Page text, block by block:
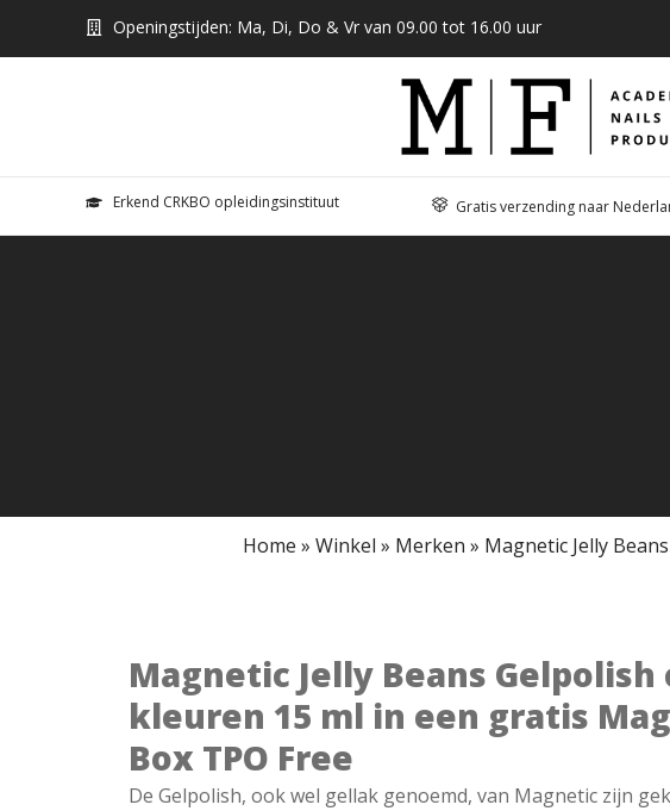
Openingstijden: Ma, Di, Do & Vr van 09.00 tot 16.00 uur
Erkend CRKBO opleidingsinstituut Gratis verzending naar
Home » Winkel » Merken » Magnetic Jelly
Magnetic Jelly Beans
kleuren 15 ml in een gratis
Box TPO Free
De Gelpolish, ook wel gellak genoemd, van Magnetic zijn